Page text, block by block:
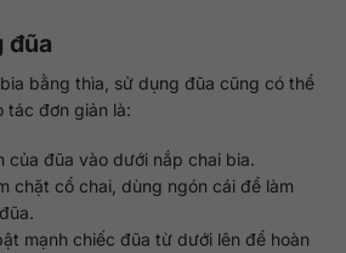
đũa
bằng thìa, sử dụng đũa cũng có thể
tác đơn giản là:
của đũa vào dưới nắp chai bia.
chặt cổ chai, dùng ngón cái để làm
mạnh chiếc đũa từ dưới lên để hoàn